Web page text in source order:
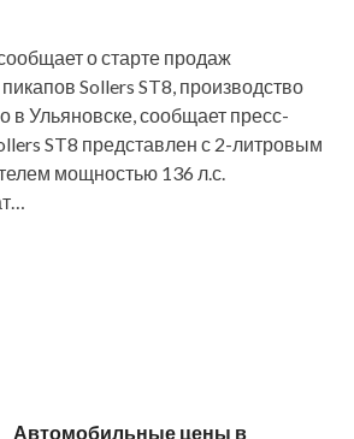
о старте продаж
Sollers ST8, производство
в Ульяновске, сообщает пресс-
ST8 представлен с 2-литровым
мощностью 136 л.с.
Автомобильные цены в